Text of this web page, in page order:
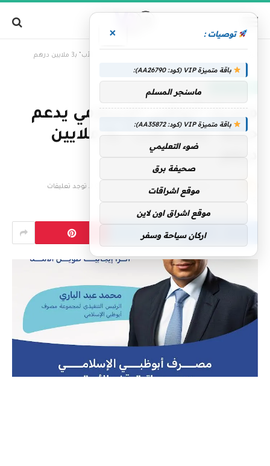
مصرف أبوظبي الإسلامي يدعم حملة “وقف الأب” بـ3 ملايين درهم
مصرف أبوظبي الإسلامي يدعم
حملة “وقف الأب” بـ3 ملايين
درهم
فريق التحرير 21 مارس، 2025 لا توجد تعليقات
3 دقائق
توصيات : ×
باقة متميزة VIP (كود: AA26790):
ماسنجر المسلم
باقة متميزة VIP (كود: AA35872):
ضوء التعليمي
صحيفة برق
موقع اشراقات
موقع اشراق اون لاين
اركان سياحة وسفر